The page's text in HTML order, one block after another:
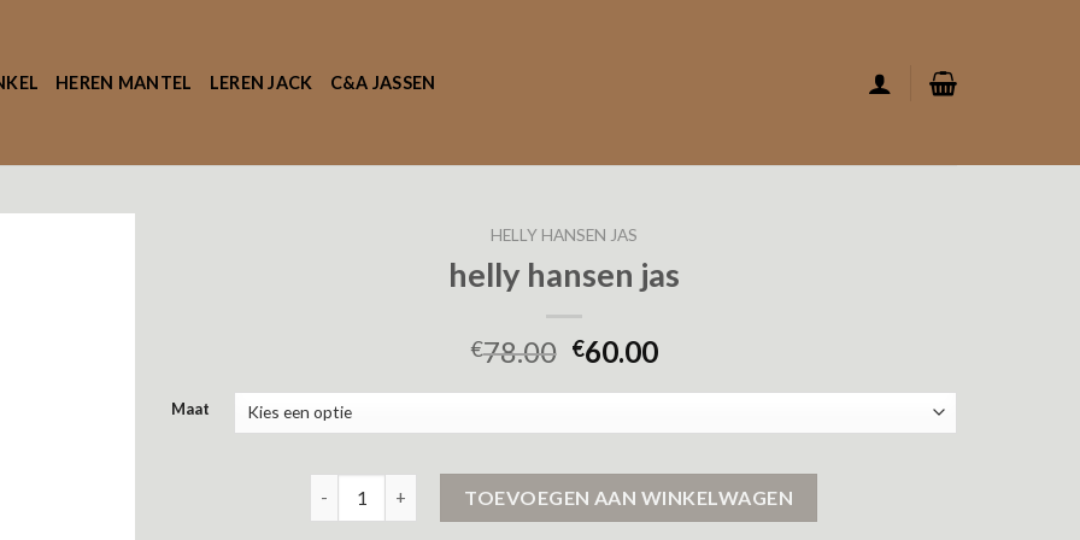
HEREN MANTEL LEREN JACK C&A JASSEN
HELLY HANSEN JAS
helly hansen jas
€78.00 €60.00
Maat
TOEVOEGEN AAN WINKELWAGEN